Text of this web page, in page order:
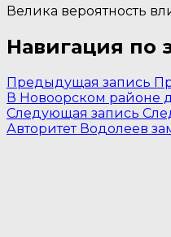
Велика вероятность
Навигация по
Предыдущая запись
В Новоорском районе
Следующая запись
Авторитет Водолеев